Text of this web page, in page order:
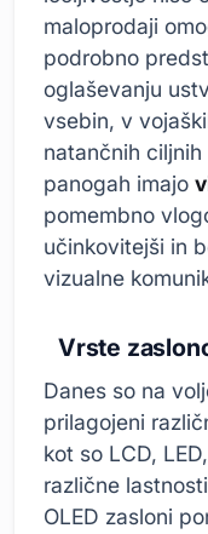
maloprodaji
podrobno
oglaševanju
vsebin, v
natančnih
panogah imajo
pomembno
učinkovitejši in
vizualne
Vrste
Danes so na
prilagojeni
kot so LCD,
različne
OLED zasloni